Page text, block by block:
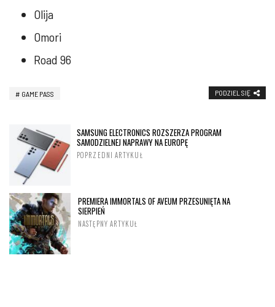
Olija
Omori
Road 96
GAME PASS PODZIEL SIĘ
SAMSUNG ELECTRONICS ROZSZERZA PROGRAM
SAMODZIELNEJ NAPRAWY NA EUROPĘ
POPRZEDNI ARTYKUŁ
PREMIERA IMMORTALS OF AVEUM PRZESUNIĘTA NA
SIERPIEŃ
NASTĘPNY ARTYKUŁ